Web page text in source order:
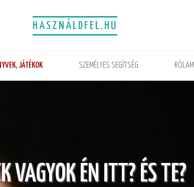
HASZNÁLDFEL.HU
JÁTÉKOK SZEMÉLYES SEGÍTSÉG RÓLAM
VAGYOK ÉN ITT? ÉS TE?